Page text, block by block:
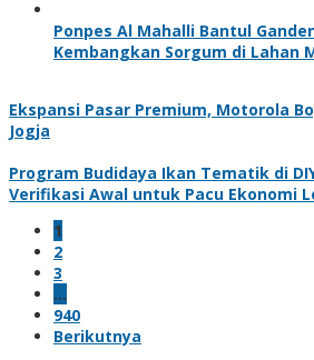
Ponpes Al Mahalli Bantul
Kembangkan Sorgum di Lahan
Ekspansi Pasar Premium, Motorola
Jogja
Program Budidaya Ikan Tematik di
Verifikasi Awal untuk Pacu Ekonomi
1
2
3
…
940
Berikutnya